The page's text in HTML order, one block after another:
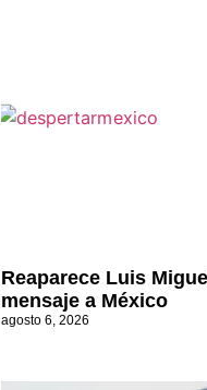
Reaparece Luis
mensaje a México
agosto 6, 2026